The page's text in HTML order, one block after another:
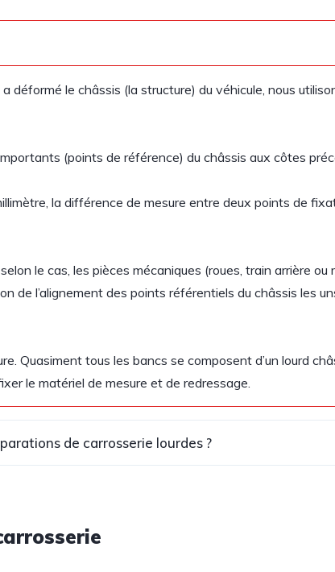
déformé le châssis (la structure) du véhicule, nous
(points de référence) du châssis aux côtes
la différence de mesure entre deux points de
le cas, les pièces mécaniques (roues, train arrière
de l’alignement des points référentiels du châssis les
Quasiment tous les bancs se composent d’un lourd
le matériel de mesure et de redressage.
de carrosserie lourdes ?